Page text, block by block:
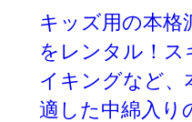
す。あまり動
の防寒には別の
ケットやダウ
向いています。
キッズ用の本格
をレンタル！
イキングなど、
適した中綿入り